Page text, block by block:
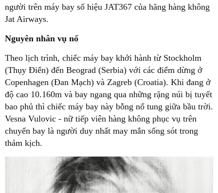
người trên máy bay số hiệu JAT367 của hãng hàng không
Jat Airways.
Nguyên nhân vụ nổ
Theo lịch trình, chiếc máy bay khởi hành từ Stockholm
(Thụy Điển) đến Beograd (Serbia) với các điểm dừng ở
Copenhagen (Đan Mạch) và Zagreb (Croatia). Khi đang ở
độ cao 10.160m và bay ngang qua những rặng núi bị tuyết
bao phủ thì chiếc máy bay này bỗng nổ tung giữa bầu trời.
Vesna Vulovic - nữ tiếp viên hàng không phục vụ trên
chuyến bay là người duy nhất may mắn sống sót trong
thảm kịch.